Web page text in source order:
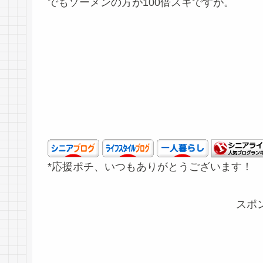
でもソーメンの方が100倍スキですが。
*応援ポチ、いつもありがとうございます！
スポ